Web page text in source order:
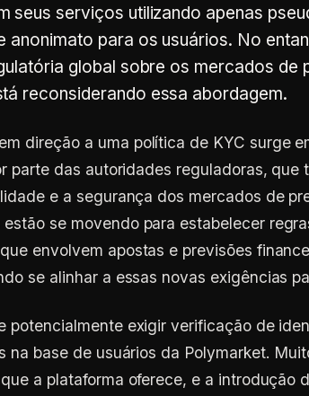
seus serviços utilizando apenas
anonimato para os usuários. No
global sobre os mercados de
reconsiderando essa abordagem.
direção a uma política de KYC surge
parte das autoridades reguladoras, que
e a segurança dos mercados de
estão se movendo para estabelecer
envolvem apostas e previsões
se alinhar a essas novas exigências
potencialmente exigir verificação de
na base de usuários da Polymarket.
a plataforma oferece, e a introdução